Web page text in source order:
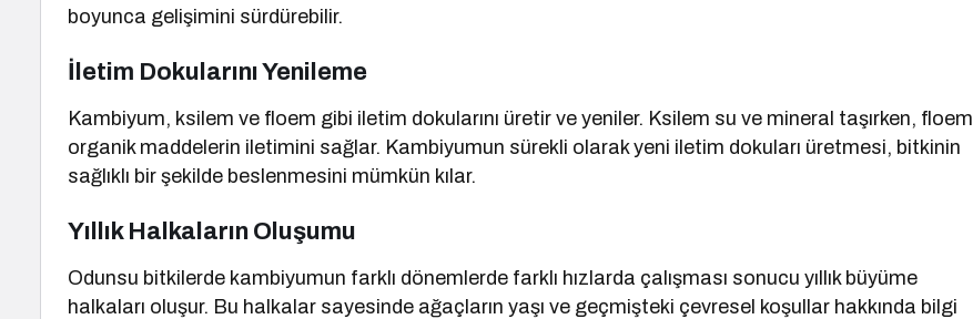
boyunca gelişimini sürdürebilir.
İletim Dokularını Yenileme
Kambiyum, ksilem ve floem gibi iletim dokularını üretir ve yeniler. Ksilem su ve mineral taşırken, floem
organik maddelerin iletimini sağlar. Kambiyumun sürekli olarak yeni iletim dokuları üretmesi, bitkinin
sağlıklı bir şekilde beslenmesini mümkün kılar.
Yıllık Halkaların Oluşumu
Odunsu bitkilerde kambiyumun farklı dönemlerde farklı hızlarda çalışması sonucu yıllık büyüme
halkaları oluşur. Bu halkalar sayesinde ağaçların yaşı ve geçmişteki çevresel koşullar hakkında bilgi